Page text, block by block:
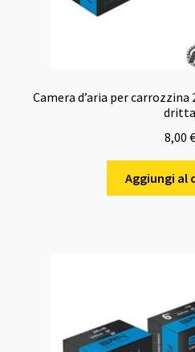
Camera d’aria per
dritta
8,00 €
Aggiungi al